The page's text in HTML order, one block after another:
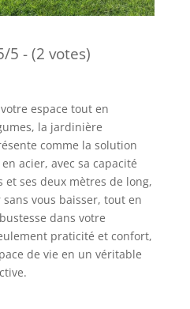
5 - (2 votes)
espace tout en
la jardinière
comme la solution
acier, avec sa capacité
et ses deux mètres de long,
vous baisser, tout en
dans votre
praticité et confort,
de vie en un véritable